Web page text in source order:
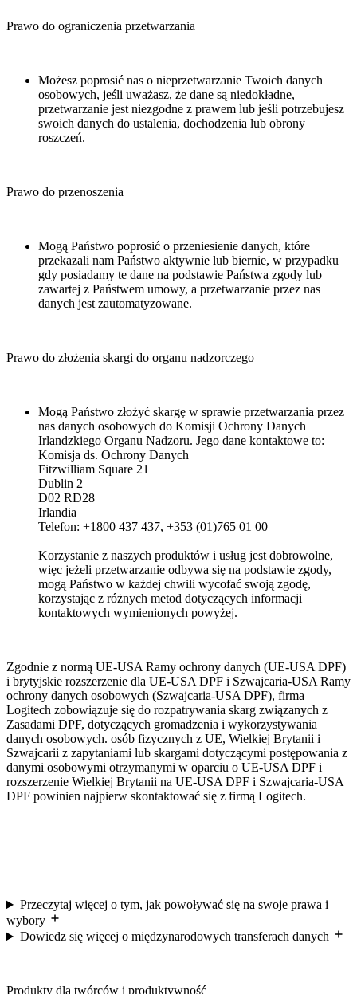
Prawo do ograniczenia przetwarzania
Możesz poprosić nas o nieprzetwarzanie Twoich danych
osobowych, jeśli uważasz, że dane są niedokładne,
przetwarzanie jest niezgodne z prawem lub jeśli potrzebujesz
swoich danych do ustalenia, dochodzenia lub obrony
roszczeń.
Prawo do przenoszenia
Mogą Państwo poprosić o przeniesienie danych, które
przekazali nam Państwo aktywnie lub biernie, w przypadku
gdy posiadamy te dane na podstawie Państwa zgody lub
zawartej z Państwem umowy, a przetwarzanie przez nas
danych jest zautomatyzowane.
Prawo do złożenia skargi do organu nadzorczego
Mogą Państwo złożyć skargę w sprawie przetwarzania przez
nas danych osobowych do Komisji Ochrony Danych
Irlandzkiego Organu Nadzoru. Jego dane kontaktowe to:
Komisja ds. Ochrony Danych
Fitzwilliam Square 21
Dublin 2
D02 RD28
Irlandia
Telefon: +1800 437 437, +353 (01)765 01 00
Korzystanie z naszych produktów i usług jest dobrowolne,
więc jeżeli przetwarzanie odbywa się na podstawie zgody,
mogą Państwo w każdej chwili wycofać swoją zgodę,
korzystając z różnych metod dotyczących informacji
kontaktowych wymienionych powyżej.
Zgodnie z normą UE-USA Ramy ochrony danych (UE-USA DPF)
i brytyjskie rozszerzenie dla UE-USA DPF i Szwajcaria-USA Ramy
ochrony danych osobowych (Szwajcaria-USA DPF), firma
Logitech zobowiązuje się do rozpatrywania skarg związanych z
Zasadami DPF, dotyczących gromadzenia i wykorzystywania
danych osobowych. osób fizycznych z UE, Wielkiej Brytanii i
Szwajcarii z zapytaniami lub skargami dotyczącymi postępowania z
danymi osobowymi otrzymanymi w oparciu o UE-USA DPF i
rozszerzenie Wielkiej Brytanii na UE-USA DPF i Szwajcaria-USA
DPF powinien najpierw skontaktować się z firmą Logitech.
Przeczytaj więcej o tym, jak powoływać się na swoje prawa i
wybory
Dowiedz się więcej o międzynarodowych transferach danych
Produkty dla twórców i produktywność